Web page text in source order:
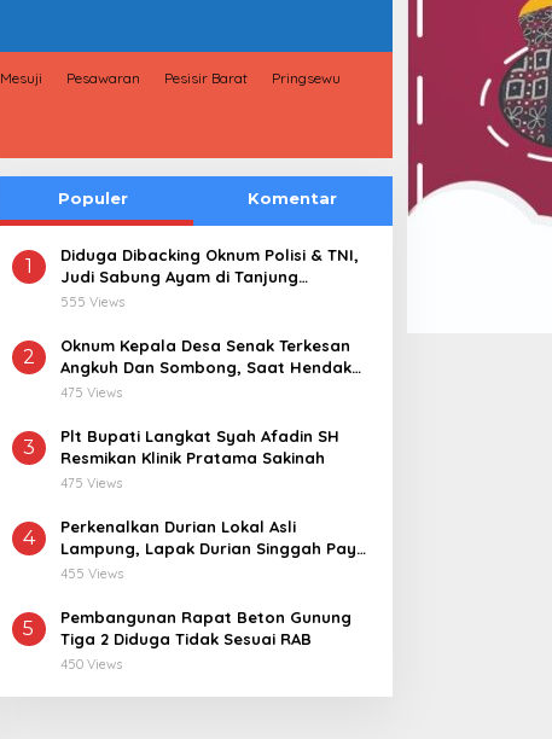
Mesuji Pesawaran Pesisir Barat Pringsewu
Populer Komentar
1
Diduga Dibacking Oknum Polisi & TNI,
Judi Sabung Ayam di Tanjung
Kemuning “Kebal Hukum”
555 Views
2
Oknum Kepala Desa Senak Terkesan
Angkuh Dan Sombong, Saat Hendak
Dikonfirmasi Realisasi Dana Desa 2021-
475 Views
3
Plt Bupati Langkat Syah Afadin SH
Resmikan Klinik Pratama Sakinah
475 Views
4
Perkenalkan Durian Lokal Asli
Lampung, Lapak Durian Singgah Pay
kini Hadir di Lampung Timur
455 Views
5
Pembangunan Rapat Beton Gunung
Tiga 2 Diduga Tidak Sesuai RAB
450 Views